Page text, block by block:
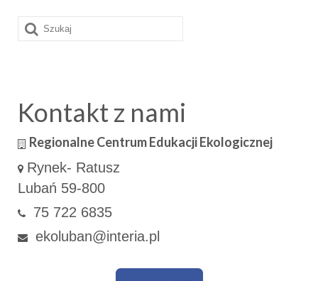
Szuklaj
w:
Kontakt z nami
Regionalne Centrum Edukacji Ekologicznej
Rynek- Ratusz
Lubań 59-800
75 722 6835
ekoluban@interia.pl